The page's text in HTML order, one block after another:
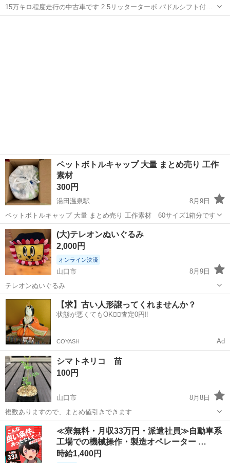
15万キロ程度走行の中古車です 2.5リッターターボ パドルシフト付き
AT 車検切れとなっております車検費用を見ていただければ乗って帰る
ペットボトルキャップ 大量 まとめ売り 工作
素材
300円
湯田温泉駅
8月9日
ペットボトルキャップ 大量 まとめ売り 工作素材 60サイズ1箱分です
山口 山口市 その他
(大)テレオンぬいぐるみ
2,000円
オンライン決済
山口市
8月9日
テレオンぬいぐるみ
山口 山口市 その他
【求】古い人形譲ってくれませんか？
状態が悪くてもOK🙆‍♀️査定0円‼️
COYASH Ad
シマトネリコ 苗
100円
山口市
8月8日
複数ありますので、まとめ値引きできます
山口 山口市 その他 シマトネリコ
≪寮無料・月収33万円・派遣社員≫自動車系
工場での機械操作・製造オペレーター …
時給1,400円